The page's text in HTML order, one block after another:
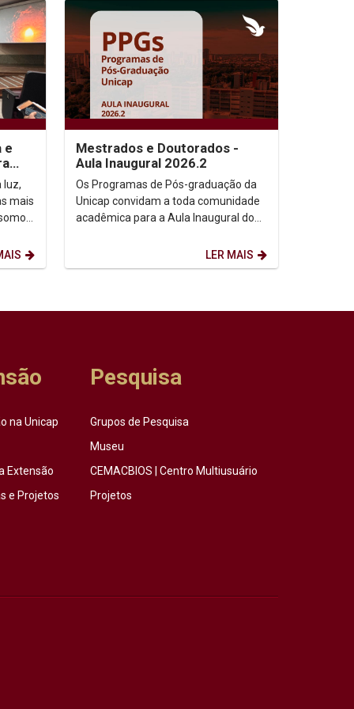
e
luz,
mais
Mestrados e Doutorados -
Aula Inaugural 2026.2
Os Programas de Pós-graduação da
Unicap convidam a toda comunidade
acadêmica para a Aula Inaugural do
LER MAIS
na Unicap
Extensão
e Projetos
Pesquisa
Grupos de Pesquisa
Museu
CEMACBIOS | Centro Multiusuário
Projetos